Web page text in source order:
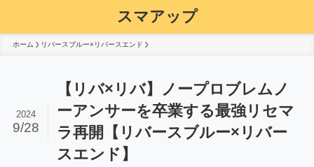
スマアップ
ホーム リバースブルー×リバースエンド
【リバ×リバ】ノープロブレムノ
ーアンサーを卒業する最強リセマ
ラ再開【リバースブルー×リバー
スエンド】
2024
9/28